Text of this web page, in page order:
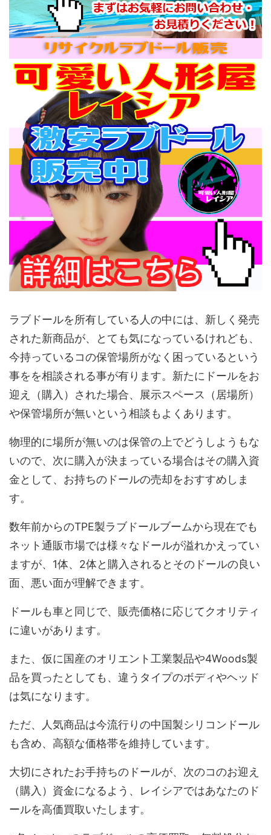
ラブドールを所有している人の中には、新しく発売
された新商品が、とても気になっているけれども、
今持っているコの保管場所がなく困っているという
事をを相談される事が有ります。新たにドールをお
迎え（購入）された場合、展示スペース（居場所）
や保管場所が無いという相談もよくあります。
物理的に場所が無いのは保管の上でどうしようもな
いので、次に購入が決まっている場合はその購入資
金として、お持ちのドールの売却をおすすめしま
す。
数年前からのTPE製ラブドールブームから現在でも
ネット通販市場では様々なドールが溢れかえってい
ますが、1体、2体と購入されるとそのドールの良い
面、悪い面が理解できます。
ドールも車と同じで、販売価格に応じてクオリティ
に違いがあります。
また、仮に国産のオリエント工業製品や4Woods製
品を買ったとしても、違うタイプのボディやヘッド
は気になります。
ただ、人気商品は今流行りの中国製シリコンドール
も含め、高額な価格帯を維持しています。
大切にされたお手持ちのドールが、次のコのお迎え
（購入）資金になるよう、レイシアではあなたのド
ールを高価買取いたします。